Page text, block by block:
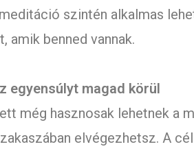
szintén alkalmas
amik benned vannak.
egyensúlyt magad körül
még hasznosak lehetnek a
elvégezhetsz. A